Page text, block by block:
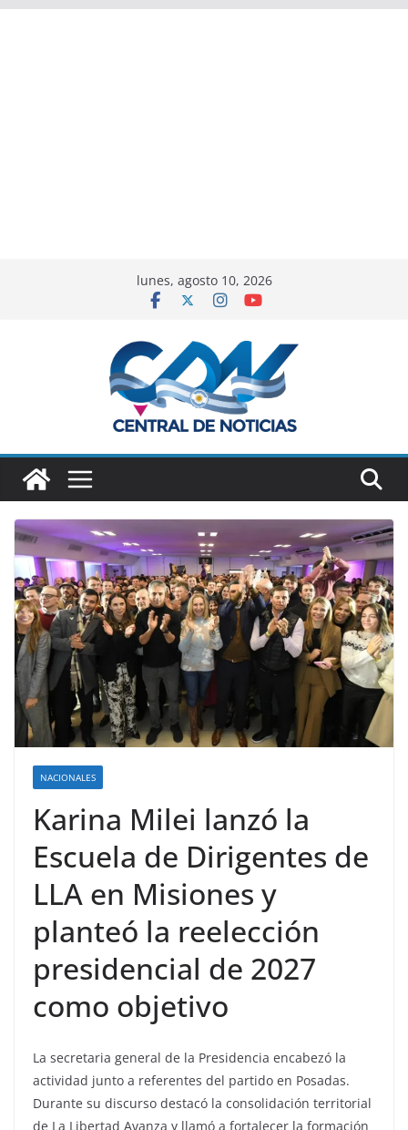
lunes, agosto 10, 2026
NACIONALES
Karina Milei lanzó la
Escuela de Dirigentes de
LLA en Misiones y
planteó la reelección
presidencial de 2027
como objetivo
La secretaria general de la Presidencia encabezó la
actividad junto a referentes del partido en Posadas.
Durante su discurso destacó la consolidación territorial
de La Libertad Avanza y llamó a fortalecer la formación